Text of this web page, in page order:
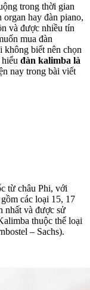
trong thời gian
hay đàn piano,
và được nhiều tín
mua đàn
biết nên chọn
đàn kalimba là
nay trong bài viết
từ châu Phi, với
các loại 15, 17
nhất và được sử
thuộc thể loại
– Sachs).